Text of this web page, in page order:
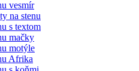
vesmír
na stenu
s textom
mačky
motýle
Afrika